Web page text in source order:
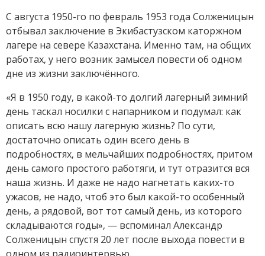
С августа 1950-го по февраль 1953 года Солженицын
отбывал заключение в Экибастузском каторжном
лагере на севере Казахстана. Именно там, на общих
работах, у него возник замысел повести об одном
дне из жизни заключённого.
«Я в 1950 году, в какой-то долгий лагерный зимний
день таскал носилки с напарником и подумал: как
описать всю нашу лагерную жизнь? По сути,
достаточно описать один всего день в
подробностях, в мельчайших подробностях, притом
день самого простого работяги, и тут отразится вся
наша жизнь. И даже не надо нагнетать каких-то
ужасов, не надо, чтоб это был какой-то особенный
день, а рядовой, вот тот самый день, из которого
складываются годы», — вспоминал Александр
Солженицын спустя 20 лет после выхода повести в